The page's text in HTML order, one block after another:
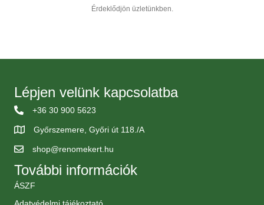
Érdeklődjön üzletünkben.
Lépjen velünk kapcsolatba
+36 30 900 5623
Győrszemere, Győri út 118./A
shop@renomekert.hu
További információk
ÁSZF